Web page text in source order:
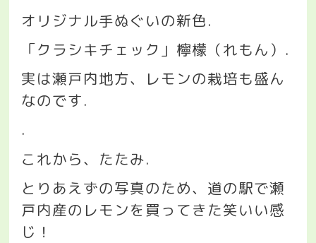
オリジナル手ぬぐいの新色.
「クラシキチェック」檸檬（れもん） .
実は瀬戸内地方、レモンの栽培も盛ん
なのです.
.
これから、たたみ.
とりあえずの写真のため、道の駅で瀬
戸内産のレモンを買ってきた笑いい感
じ！